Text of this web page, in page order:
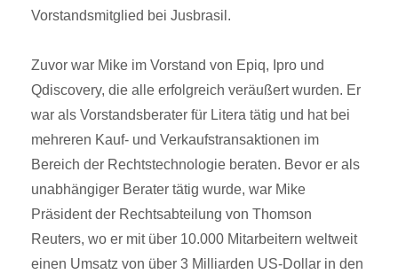
Vorstandsmitglied bei Jusbrasil.
Zuvor war Mike im Vorstand von Epiq, Ipro und
Qdiscovery, die alle erfolgreich veräußert wurden. Er
war als Vorstandsberater für Litera tätig und hat bei
mehreren Kauf- und Verkaufstransaktionen im
Bereich der Rechtstechnologie beraten. Bevor er als
unabhängiger Berater tätig wurde, war Mike
Präsident der Rechtsabteilung von Thomson
Reuters, wo er mit über 10.000 Mitarbeitern weltweit
einen Umsatz von über 3 Milliarden US-Dollar in den